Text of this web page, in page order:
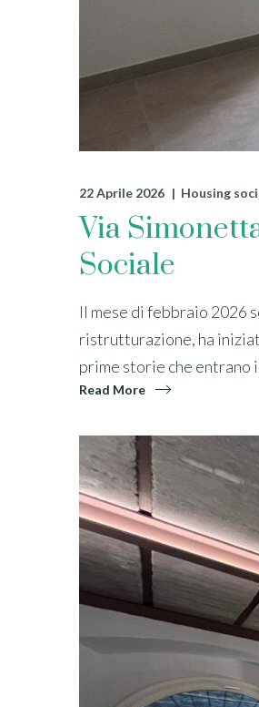
22 Aprile 2026 Housing
Via
Sociale
Il mese di febbraio 2026
ristrutturazione, ha
prime storie che entrano
Read More